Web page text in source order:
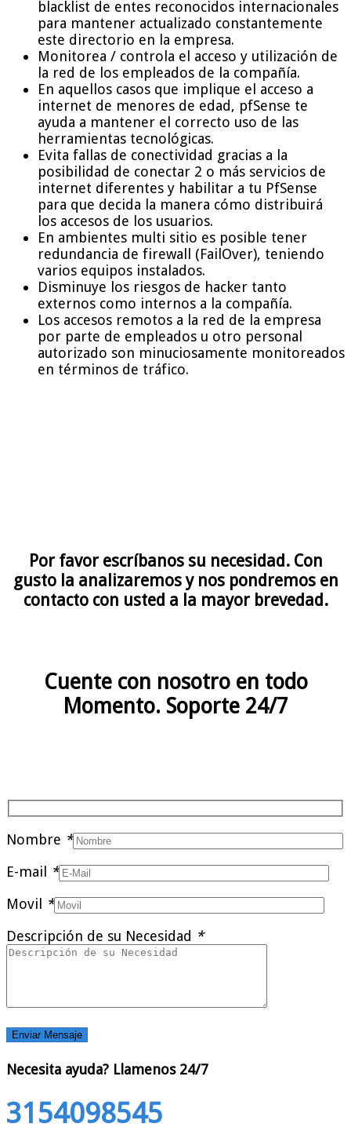
blacklist de entes reconocidos internacionales
para mantener actualizado constantemente
este directorio en la empresa.
Monitorea / controla el acceso y utilización de
la red de los empleados de la compañía.
En aquellos casos que implique el acceso a
internet de menores de edad, pfSense te
ayuda a mantener el correcto uso de las
herramientas tecnológicas.
Evita fallas de conectividad gracias a la
posibilidad de conectar 2 o más servicios de
internet diferentes y habilitar a tu PfSense
para que decida la manera cómo distribuirá
los accesos de los usuarios.
En ambientes multi sitio es posible tener
redundancia de firewall (FailOver), teniendo
varios equipos instalados.
Disminuye los riesgos de hacker tanto
externos como internos a la compañía.
Los accesos remotos a la red de la empresa
por parte de empleados u otro personal
autorizado son minuciosamente monitoreados
en términos de tráfico.
Por favor escríbanos su necesidad. Con
gusto la analizaremos y nos pondremos en
contacto con usted a la mayor brevedad.
Cuente con nosotro en todo
Momento. Soporte 24/7
Nombre *
E-mail *
Movil *
Descripción de su Necesidad *
Necesita ayuda? Llamenos 24/7
3154098545